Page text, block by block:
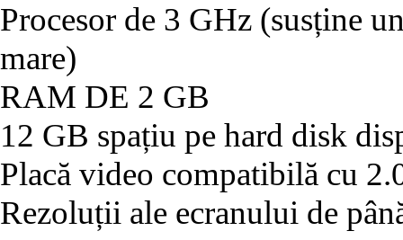
Procesor de 3 GHz (susține
mare)
RAM DE 2 GB
12 GB spațiu pe hard disk
Placă video compatibilă cu
Rezoluții ale ecranului de